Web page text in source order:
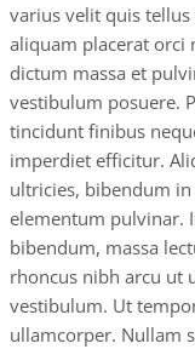
varius velit quis
aliquam placerat orci
dictum massa et
vestibulum posuere.
tincidunt finibus
imperdiet efficitur.
ultricies, bibendum
elementum pulvinar.
bibendum, massa
rhoncus nibh arcu ut
vestibulum. Ut
ullamcorper. Nullam